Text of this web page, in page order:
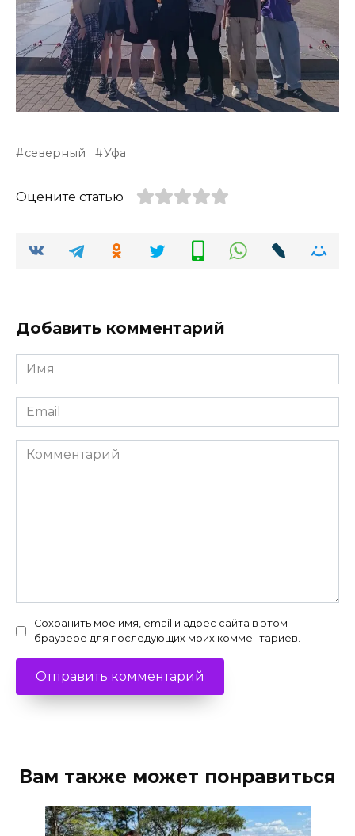
северный Уфа
Оцените статью
Добавить комментарий
Имя
*
Email
*
Комментарий
Сохранить моё имя, email и адрес сайта в этом
браузере для последующих моих комментариев.
Вам также может понравиться